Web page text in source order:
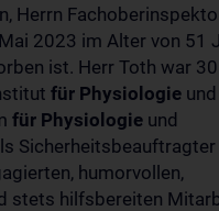
Herrn
2023 im Alter von 51
ist. Herr Toth war
für Physiologie und
für Physiologie und
humorvollen,
stets hilfsbereiten